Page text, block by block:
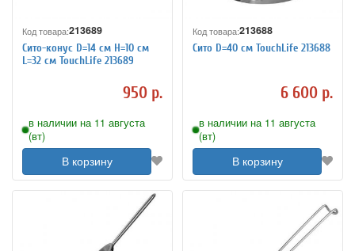
Код товара:213689
Сито-конус D=14 см H=10 см
L=32 см TouchLife 213689
950 р.
в наличии на 11 августа
(вт)
В корзину
Код товара:213688
Сито D=40 см TouchLife 213688
6 600 р.
в наличии на 11 августа
(вт)
В корзину